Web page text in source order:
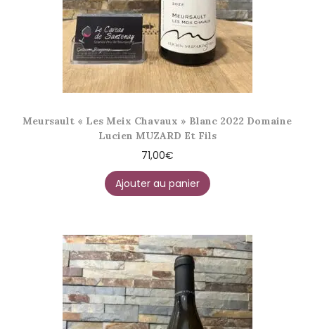
Meursault « Les Meix Chavaux » Blanc 2022 Domaine
Lucien MUZARD Et Fils
71,00€
Ajouter au panier